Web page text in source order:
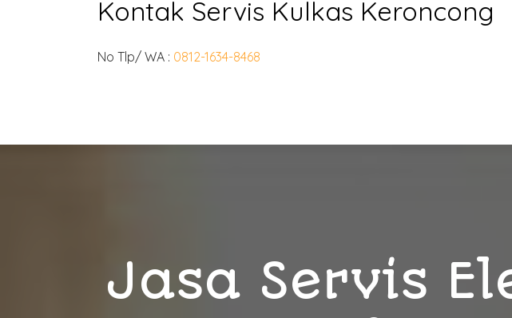
Kontak Servis Kulkas Keroncong
No Tlp/ WA : 0812-1634-8468
Jasa Servis